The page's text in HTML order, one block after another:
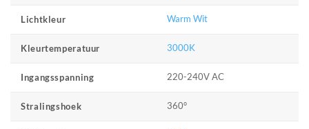
Lichtkleur Warm Wit
Kleurtemperatuur 3000K
Ingangsspanning 220-240V AC
Stralingshoek 360°